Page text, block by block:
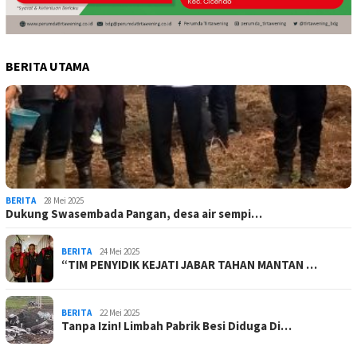
BERITA UTAMA
BERITA 28 Mei 2025
Dukung Swasembada Pangan, desa air sempi…
BERITA 24 Mei 2025
“TIM PENYIDIK KEJATI JABAR TAHAN MANTAN …
BERITA 22 Mei 2025
Tanpa Izin! Limbah Pabrik Besi Diduga Di…